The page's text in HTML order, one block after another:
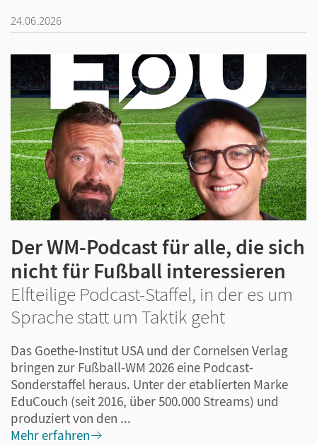
24.06.2026
Der WM-Podcast für alle, die sich
nicht für Fußball interessieren
Elfteilige Podcast-Staffel, in der es um
Sprache statt um Taktik geht
Das Goethe-Institut USA und der Cornelsen Verlag
bringen zur Fußball-WM 2026 eine Podcast-
Sonderstaffel heraus. Unter der etablierten Marke
EduCouch (seit 2016, über 500.000 Streams) und
produziert von den ...
Mehr erfahren